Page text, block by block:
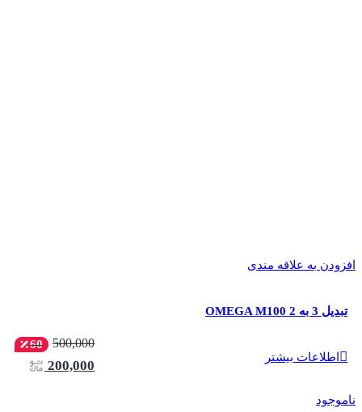
افزودن به علاقه مندی
تبدیل 3 به 2 OMEGA M100
اطلاعات بیشتر
500,000
60
200,000
ناموجود